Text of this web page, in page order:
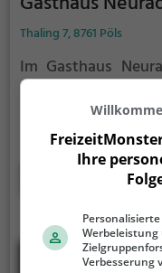
Thaling 7, 8761 Pöls
Im Gasthaus
Genuss von
sowie einer
vegetarischen
lädt zum
kann man in
kulinarischen
verwöhnen
jeden Geschmack
Mehr erfahren
Ihre
Verbesserung